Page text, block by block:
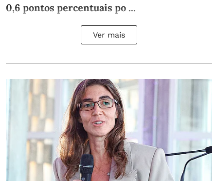
0,6 pontos percentuais po ...
Ver mais